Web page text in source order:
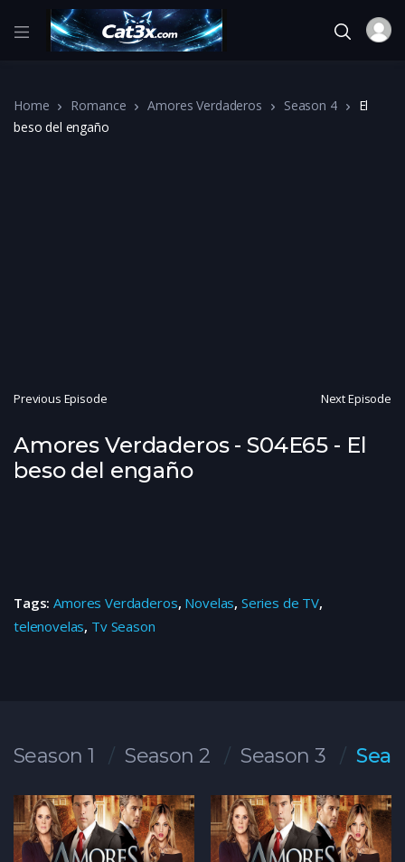
Home Romance Amores Verdaderos Season 4
El
beso del engaño
Previous Episode Next Episode
Amores Verdaderos - S04E65 - El
beso del engaño
Tags:Amores Verdaderos, Novelas, Series de TV,
telenovelas, Tv Season
Season 1 Season 2 Season 3